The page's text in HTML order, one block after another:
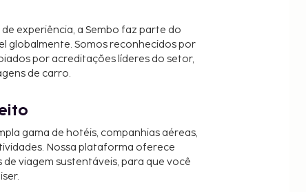
de experiência, a Sembo faz parte do
globalmente. Somos reconhecidos por
por acreditações líderes do setor,
de carro.
gama de hotéis, companhias aéreas,
Nossa plataforma oferece
viagem sustentáveis, para que você